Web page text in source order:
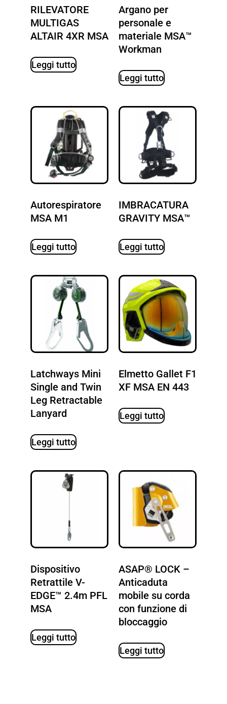
RILEVATORE
MULTIGAS
ALTAIR 4XR MSA
Leggi tutto
Argano per
personale e
materiale MSA™
Workman
Leggi tutto
Autorespiratore
MSA M1
Leggi tutto
IMBRACATURA
GRAVITY MSA™
Leggi tutto
Latchways Mini
Single and Twin
Leg Retractable
Lanyard
Leggi tutto
Elmetto Gallet F1
XF MSA EN 443
Leggi tutto
Dispositivo
Retrattile V-
EDGE™ 2.4m PFL
MSA
Leggi tutto
ASAP® LOCK –
Anticaduta
mobile su corda
con funzione di
bloccaggio
Leggi tutto